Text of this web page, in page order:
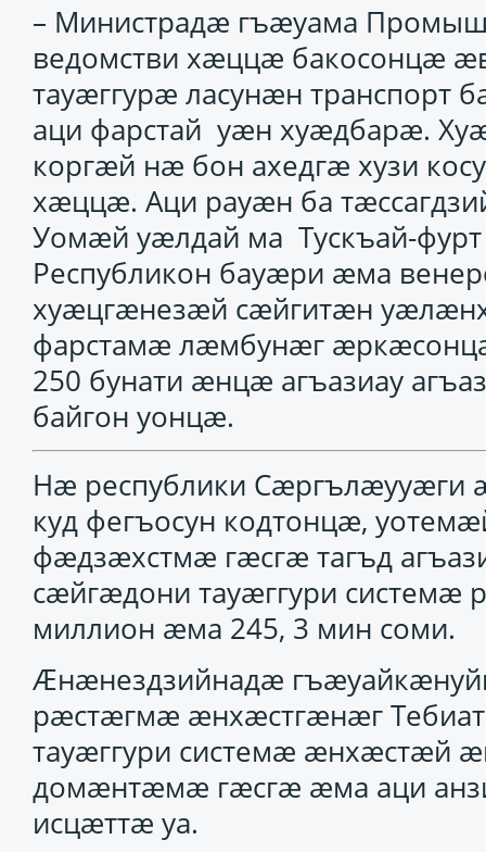
– Министрадӕ гъӕуама
ведомстви хӕццӕ бакосонцӕ
тауӕггурӕ ласунӕн транспорт
аци фарстай уӕн хуӕдбарӕ.
коргӕй нӕ бон ахедгӕ хузи
хӕццӕ. Аци рауӕн ба
Уомӕй уӕлдай ма Тускъай-
Республикон бауӕри ӕма
хуӕцгӕнезӕй сӕйгитӕн
фарстамӕ лӕмбунӕг
250 бунати ӕнцӕ агъазиау
байгон уонцӕ.
Нӕ республики Сӕргълӕууӕги
куд фегъосун кодтонцӕ,
фӕдзӕхстмӕ гӕсгӕ тагъд
сӕйгӕдони тауӕггури системӕ
миллион ӕма 245, 3 мин соми.
Ӕнӕнездзийнадӕ
рӕстӕгмӕ ӕнхӕстгӕнӕг
тауӕггури системӕ ӕнхӕстӕй
домӕнтӕмӕ гӕсгӕ ӕма аци
исцӕттӕ уа.